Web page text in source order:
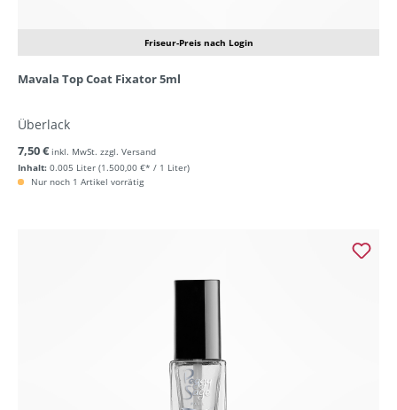
Friseur-Preis nach Login
Mavala Top Coat Fixator 5ml
Überlack
Inhalt: 0.005 Liter (1.500,00 €* / 1 Liter)
7,50 € inkl. MwSt. zzgl. Versand
Nur noch 1 Artikel vorrätig